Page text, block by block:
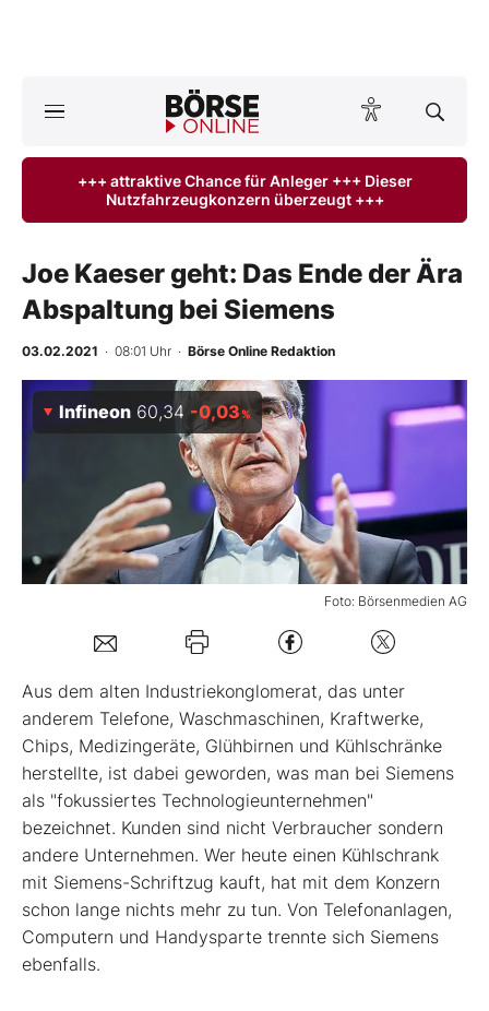
ktuelle Ausgabe BÖRSE ONLINE lesen
Finanz-Check
BO-Musterdepots
Mein B:O
Kontakt
+++ attraktive Chance für Anleger +++ Dieser
Nutzfahrzeugkonzern überzeugt +++
Joe Kaeser geht: Das Ende der Ära
Abspaltung bei Siemens
03.02.2021 · 08:01 Uhr · Börse Online Redaktion
Foto: Börsenmedien AG
Infineon 60,34 -0,03%
Aus dem alten Industriekonglomerat, das unter
anderem Telefone, Waschmaschinen, Kraftwerke,
Chips, Medizingeräte, Glühbirnen und Kühlschränke
herstellte, ist dabei geworden, was man bei Siemens
als "fokussiertes Technologieunternehmen"
bezeichnet. Kunden sind nicht Verbraucher sondern
andere Unternehmen. Wer heute einen Kühlschrank
mit Siemens-Schriftzug kauft, hat mit dem Konzern
schon lange nichts mehr zu tun. Von Telefonanlagen,
Computern und Handysparte trennte sich Siemens
ebenfalls.